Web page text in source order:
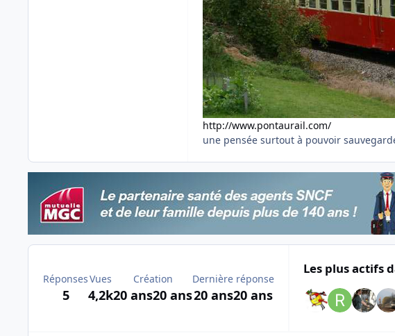
http://www.pontaurail.com/
une pensée surtout à pouvoir
Réponses
5
Vues
4,2k
Création
20 ans20 ans
Dernière réponse
20 ans20 ans
Les plus actifs